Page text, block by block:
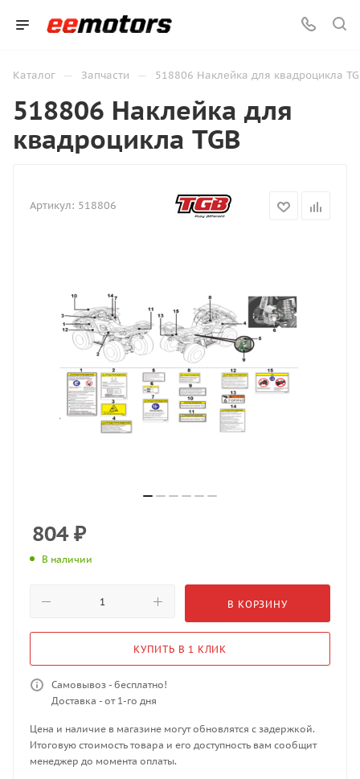
Каталог — Запчасти — 518806 Наклейка для квадроцикла
518806 Наклейка для
квадроцикла TGB
Артикул: 518806
804₽
В наличии
В КОРЗИНУ
КУПИТЬ В 1 КЛИК
Самовывоз - бесплатно!
Доставка - от 1-го дня
Цена и наличие в магазине могут обновлятся с задержкой.
Итоговую стоимость товара и его доступность вам сообщит
менеджер до момента оплаты.